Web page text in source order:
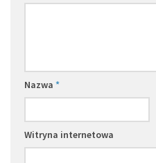
Nazwa *
Witryna internetowa